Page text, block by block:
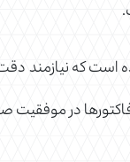
است که نیازمند
در